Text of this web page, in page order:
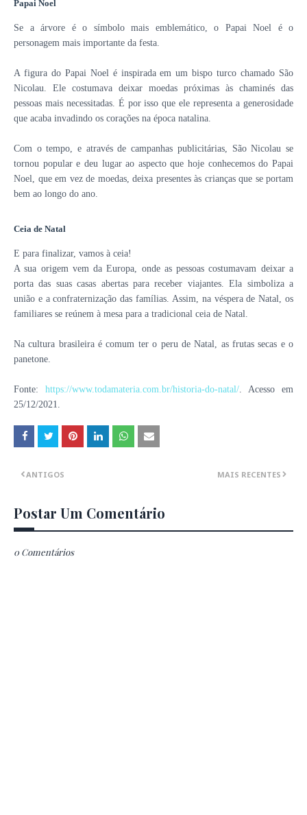
Papai Noel
Se a árvore é o símbolo mais emblemático, o Papai Noel é o
personagem mais importante da festa.
A figura do Papai Noel é inspirada em um bispo turco chamado São
Nicolau. Ele costumava deixar moedas próximas às chaminés das
pessoas mais necessitadas. É por isso que ele representa a generosidade
que acaba invadindo os corações na época natalina.
Com o tempo, e através de campanhas publicitárias, São Nicolau se
tornou popular e deu lugar ao aspecto que hoje conhecemos do Papai
Noel, que em vez de moedas, deixa presentes às crianças que se portam
bem ao longo do ano.
Ceia de Natal
E para finalizar, vamos à ceia!
A sua origem vem da Europa, onde as pessoas costumavam deixar a
porta das suas casas abertas para receber viajantes.Ela simboliza a
união e a confraternização das famílias. Assim, na véspera de Natal, os
familiares se reúnem à mesa para a tradicional ceia de Natal.
Na cultura brasileira é comum ter o peru de Natal, as frutas secas e o
panetone.
Fonte: https://www.todamateria.com.br/historia-do-natal/ . Acesso em
25/12/2021.
MAIS RECENTES
ANTIGOS
Postar Um Comentário
0 Comentários